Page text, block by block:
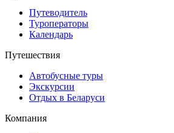
Путеводитель
Туроператоры
Календарь
Путешествия
Автобусные туры
Экскурсии
Отдых в Беларуси
Компания